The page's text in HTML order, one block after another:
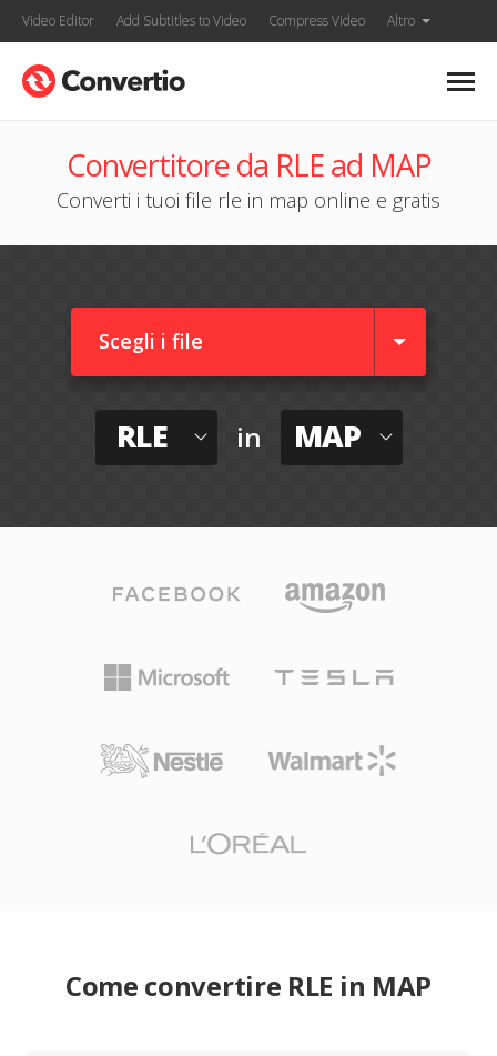
Video Editor Add Subtitles to Video Compress Video Altro
Convertitore da RLE ad MAP
Converti i tuoi file rle in map online e gratis
Scegli i file
RLE in MAP
Come convertire RLE in MAP